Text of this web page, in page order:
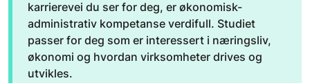
karrierevei du ser for deg, er økonomisk-
administrativ kompetanse verdifull. Studiet
passer for deg som er interessert i næringsliv,
økonomi og hvordan virksomheter drives og
utvikles.